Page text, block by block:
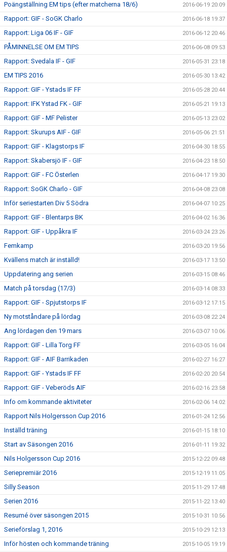
Poängställning EM tips (efter matcherna 18/6) 2016-06-19 20:09
Rapport: GIF - SoGK Charlo 2016-06-18 19:37
Rapport: Liga 06 IF - GIF 2016-06-12 20:46
PÅMINNELSE OM EM TIPS 2016-06-08 09:53
Rapport: Svedala IF - GIF 2016-05-31 23:18
EM TIPS 2016 2016-05-30 13:42
Rapport: GIF - Ystads IF FF 2016-05-28 20:44
Rapport: IFK Ystad FK - GIF 2016-05-21 19:13
Rapport: GIF - MF Pelister 2016-05-13 23:02
Rapport: Skurups AIF - GIF 2016-05-06 21:51
Rapport: GIF - Klagstorps IF 2016-04-30 18:55
Rapport: Skabersjö IF - GIF 2016-04-23 18:50
Rapport: GIF - FC Österlen 2016-04-17 19:30
Rapport: SoGK Charlo - GIF 2016-04-08 23:08
Inför seriestarten Div 5 Södra 2016-04-07 10:25
Rapport: GIF - Blentarps BK 2016-04-02 16:36
Rapport: GIF - Uppåkra IF 2016-03-24 23:26
Femkamp 2016-03-20 19:56
Kvällens match är inställd! 2016-03-17 13:50
Uppdatering ang serien 2016-03-15 08:46
Match på torsdag (17/3) 2016-03-14 08:33
Rapport: GIF - Spjutstorps IF 2016-03-12 17:15
Ny motståndare på lördag 2016-03-08 22:24
Ang lördagen den 19 mars 2016-03-07 10:06
Rapport: GIF - Lilla Torg FF 2016-03-05 16:04
Rapport: GIF - AIF Barrikaden 2016-02-27 16:27
Rapport: GIF - Ystads IF FF 2016-02-20 20:54
Rapport: GIF - Veberöds AIF 2016-02-16 23:58
Info om kommande aktiviteter 2016-02-06 14:02
Rapport Nils Holgersson Cup 2016 2016-01-24 12:56
Inställd träning 2016-01-15 18:10
Start av Säsongen 2016 2016-01-11 19:32
Nils Holgersson Cup 2016 2015-12-22 09:48
Seriepremiär 2016 2015-12-19 11:05
Silly Season 2015-11-29 17:48
Serien 2016 2015-11-22 13:40
Resumé över säsongen 2015 2015-10-31 10:56
Serieförslag 1, 2016 2015-10-29 12:13
Inför hösten och kommande träning 2015-10-05 19:19